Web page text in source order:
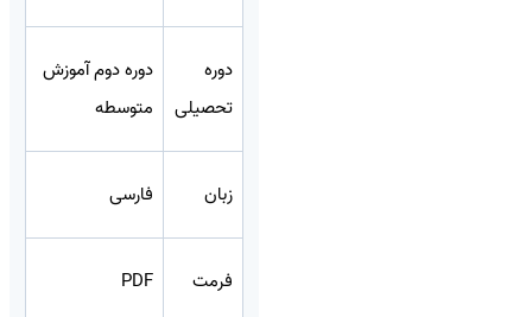
دوره
تحصیلی
دوره دوم آموزش
متوسطه
زبان فارسی
فرمت PDF